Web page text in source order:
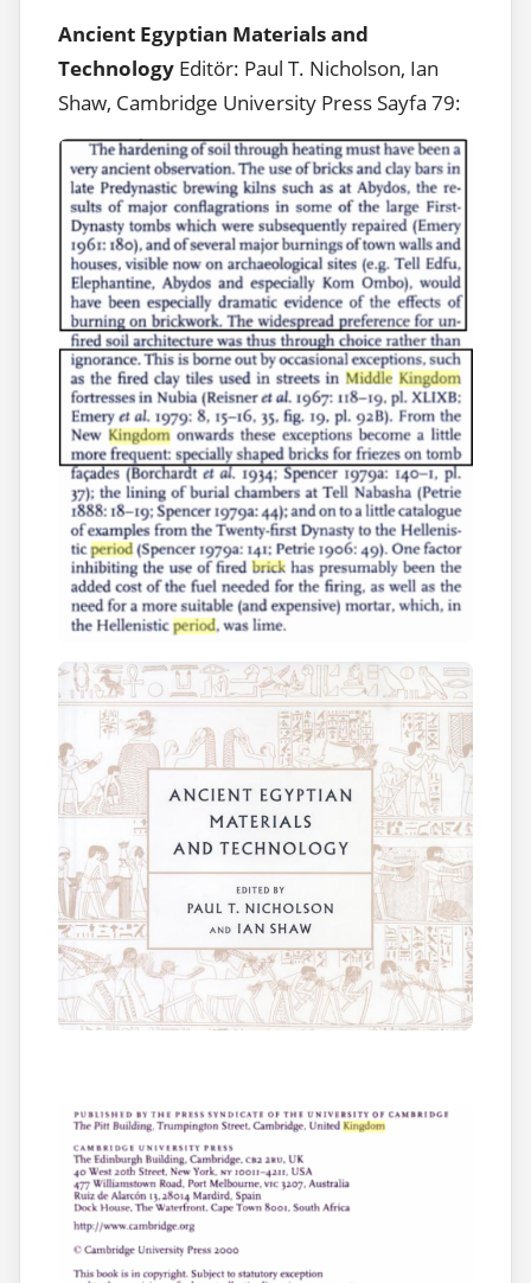
Ancient Egyptian Materials and
Technology Editör: Paul T. Nicholson, Ian
Shaw, Cambridge University Press Sayfa 79: